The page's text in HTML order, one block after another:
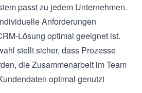
passt zu jedem Unternehmen.
Anforderungen
Lösung optimal geeignet ist.
stellt sicher, dass Prozesse
die Zusammenarbeit im Team
optimal genutzt